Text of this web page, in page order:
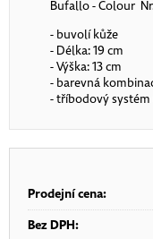
Bufallo - Colour
- buvolí kůže
- Délka: 19 cm
- Výška: 13 cm
- barevná
- tříbodový
Prodejní cena:
Bez DPH: